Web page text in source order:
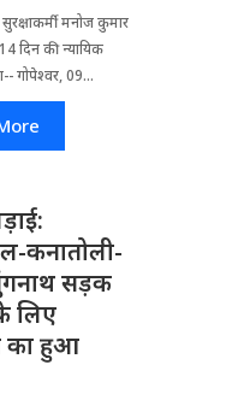
मनोज कुमार
दिन की न्यायिक
गोपेश्वर, 09...
कनातोली-
सड़क
लिए
का हुआ